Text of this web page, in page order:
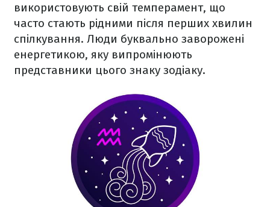
використовують свій темперамент, що
часто стають рідними після перших хвилин
спілкування. Люди буквально заворожені
енергетикою, яку випромінюють
представники цього знаку зодіаку.